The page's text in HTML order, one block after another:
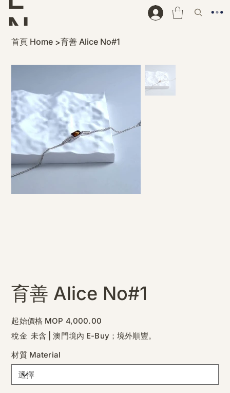
N
D
首頁 Home >育善 Alice No#1
育善 Alice No#1
起始價格 價
格
MOP 4,000.00
稅金 未含
澳門境內 E-Buy；境外順豐。
材質 Material